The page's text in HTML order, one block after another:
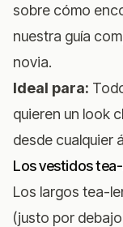
sobre cómo
nuestra guía
novia.
Ideal para:
quieren un look
desde cualquier
Los vestidos
Los largos tea-
(justo por